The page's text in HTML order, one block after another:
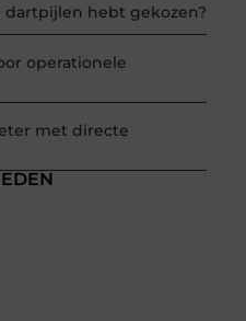
dartpijlen hebt gekozen?
operationele
met directe